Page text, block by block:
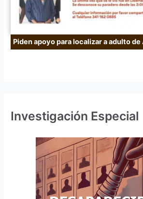
Piden apoyo para localizar a adulto
Investigación Especial